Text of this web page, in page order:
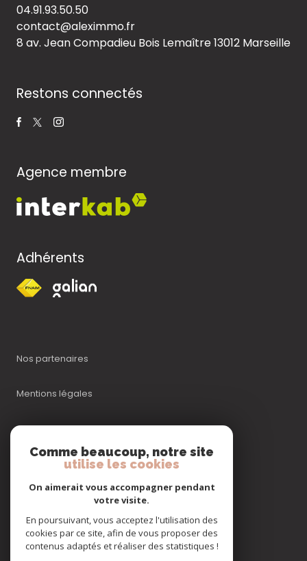
04.91.93.50.50
contact@aleximmo.fr
8 av. Jean Compadieu Bois Lemaître13012 Marseille
Restons connectés
Agence membre
Adhérents
Nos partenaires
Mentions légales
Admin
Nos honoraires
Cookies
Comme beaucoup, notre site
utilise les cookies
On aimerait vous accompagner pendant
votre visite.
En poursuivant, vous acceptez l'utilisation des
cookies par ce site, afin de vous proposer des
contenus adaptés et réaliser des statistiques !